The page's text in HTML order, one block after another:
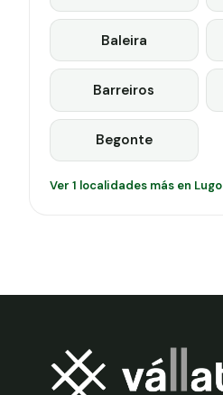
Baleira
Barreiros
Begonte
Ver 1 localidades más en Lugo